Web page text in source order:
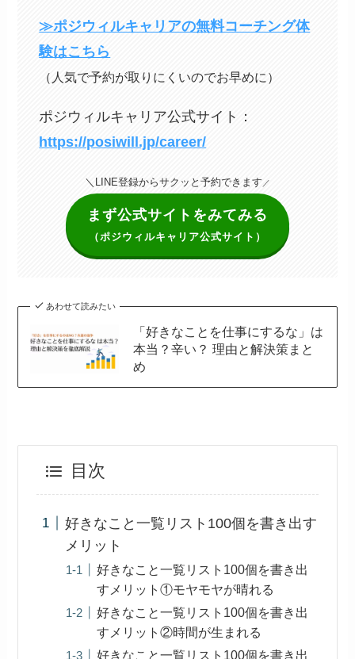
≫ポジウィルキャリアの無料コーチング体
験はこちら
（人気で予約が取りにくいのでお早めに）
ポジウィルキャリア公式サイト：
https://posiwill.jp/career/
＼LINE登録からサクッと予約できます／
まず公式サイトをみてみる
（ポジウィルキャリア公式サイト）
あわせて読みたい
「好きなことを仕事にするな」は
本当？辛い？ 理由と解決策まと
め
目次
好きなこと一覧リスト100個を書き出す
メリット
好きなこと一覧リスト100個を書き出
すメリット①モヤモヤが晴れる
好きなこと一覧リスト100個を書き出
すメリット②時間が生まれる
好きなこと一覧リスト100個を書き出